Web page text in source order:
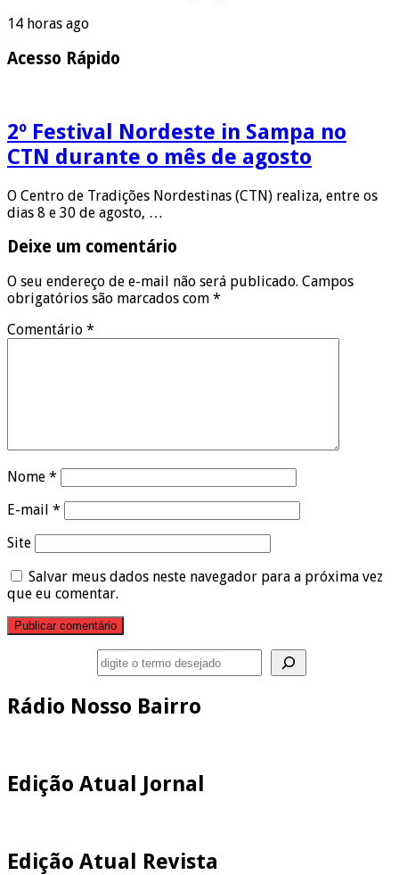
14 horas ago
Acesso Rápido
2º Festival Nordeste in Sampa no
CTN durante o mês de agosto
O Centro de Tradições Nordestinas (CTN) realiza, entre os
dias 8 e 30 de agosto, …
Deixe um comentário
O seu endereço de e-mail não será publicado. Campos
obrigatórios são marcados com *
Comentário *
Nome *
E-mail *
Site
Salvar meus dados neste navegador para a próxima vez
que eu comentar.
Rádio Nosso Bairro
Edição Atual Jornal
Edição Atual Revista